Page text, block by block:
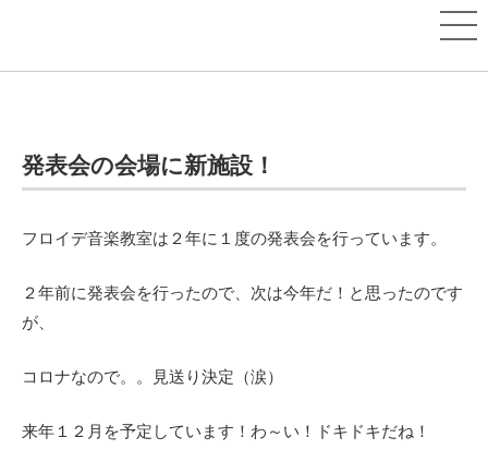
発表会の会場に新施設！
フロイデ音楽教室は２年に１度の発表会を行っています。
２年前に発表会を行ったので、次は今年だ！と思ったのです
が、
コロナなので。。見送り決定（涙）
来年１２月を予定しています！わ～い！ドキドキだね！